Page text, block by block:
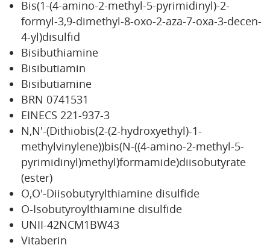
Bis(1-(4-amino-2-methyl-5-pyrimidinyl)-2-
formyl-3,9-dimethyl-8-oxo-2-aza-7-oxa-3-decen-
4-yl)disulfid
Bisibuthiamine
Bisibutiamin
Bisibutiamine
BRN 0741531
EINECS 221-937-3
N,N'-(Dithiobis(2-(2-hydroxyethyl)-1-
methylvinylene))bis(N-((4-amino-2-methyl-5-
pyrimidinyl)methyl)formamide)diisobutyrate
(ester)
O,O'-Diisobutyrylthiamine disulfide
O-Isobutyroylthiamine disulfide
UNII-42NCM1BW43
Vitaberin